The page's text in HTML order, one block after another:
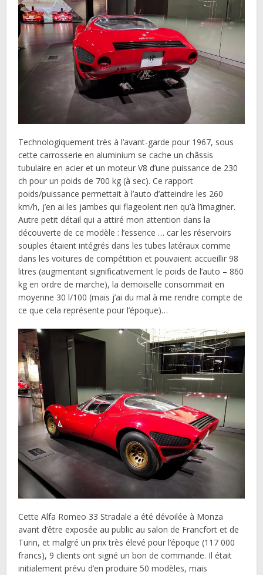
Technologiquement très à l’avant-garde pour 1967, sous
cette carrosserie en aluminium se cache un châssis
tubulaire en acier et un moteur V8 d’une puissance de 230
ch pour un poids de 700 kg (à sec). Ce rapport
poids/puissance permettait à l’auto d’atteindre les 260
km/h, j’en ai les jambes qui flageolent rien qu’à l’imaginer.
Autre petit détail qui a attiré mon attention dans la
découverte de ce modèle : l’essence … car les réservoirs
souples étaient intégrés dans les tubes latéraux comme
dans les voitures de compétition et pouvaient accueillir 98
litres (augmentant significativement le poids de l’auto – 860
kg en ordre de marche), la demoiselle consommait en
moyenne 30 l/100 (mais j’ai du mal à me rendre compte de
ce que cela représente pour l’époque)…
Cette Alfa Romeo 33 Stradale a été dévoilée à Monza
avant d’être exposée au public au salon de Francfort et de
Turin, et malgré un prix très élevé pour l’époque (117 000
francs), 9 clients ont signé un bon de commande. Il était
initialement prévu d’en produire 50 modèles, mais